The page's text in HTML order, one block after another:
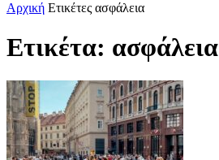
Αρχική Ετικέτες ασφάλεια
Ετικέτα: ασφάλεια